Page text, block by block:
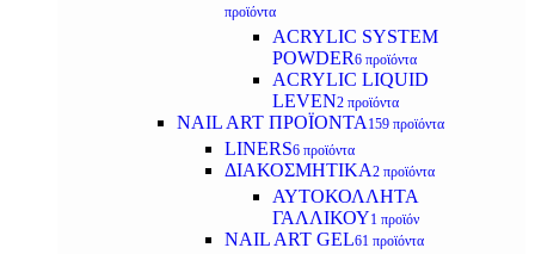
προϊόντα
ACRYLIC SYSTEM
POWDER6 προϊόντα
ACRYLIC LIQUID
LEVEN2 προϊόντα
NAIL ART ΠΡΟΪΟΝΤΑ 159 προϊόντα
LINERS6 προϊόντα
ΔΙΑΚΟΣΜΗΤΙΚΑ2 προϊόντα
ΑΥΤΟΚΟΛΛΗΤΑ
ΓΑΛΛΙΚΟΥ1 προϊόν
NAIL ART GEL61 προϊόντα